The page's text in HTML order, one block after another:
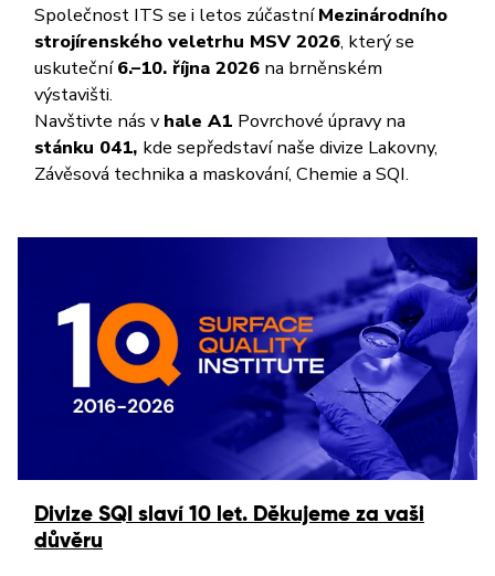
Společnost ITS se i letos zúčastníMezinárodního
strojírenského veletrhu MSV 2026, který se
uskuteční6.–10. října 2026 na brněnském
výstavišti.
Navštivte nás vhale A1 Povrchové úpravy na
stánku 041, kde sepředstaví naše divize Lakovny,
Závěsová technika a maskování, Chemie a SQI.
Divize SQI slaví 10 let. Děkujeme za vaši
důvěru